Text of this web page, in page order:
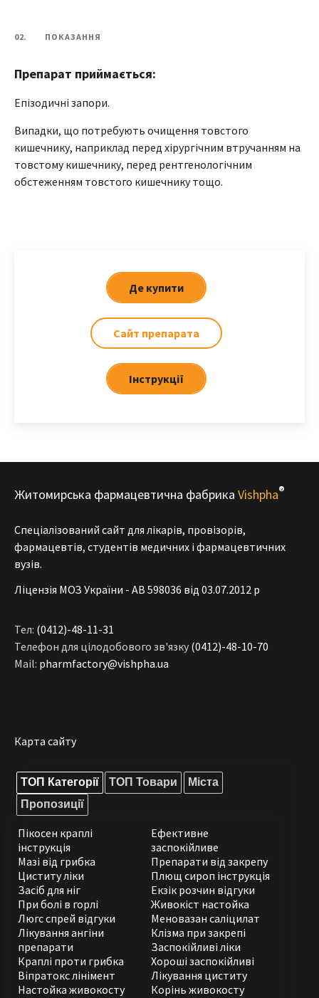
02. ПОКАЗАННЯ
Препарат приймається:
Епізодичні запори.
Випадки, що потребують очищення товстого
кишечнику, наприклад перед хірургічним втручанням на
товстому кишечнику, перед рентгенологічним
обстеженням товстого кишечнику тощо.
Де купити
Сайт препарата
Iнструкції
Житомирська фармацевтична фабрика Vishpha®
Спеціалізований сайт для лікарів, провізорів,
фармацевтів, студентів медичних і фармацевтичних
вузів.
Ліцензія МОЗ України - АВ 598036 від 03.07.2012 р
Тел: (0412)-48-11-31
Телефон для цілодобового зв'язку (0412)-48-10-70
Mail: pharmfactory@vishpha.ua
Карта сайту
ТОП Категорії ТОП Товари
Міста
Пропозиції
Пікосен краплі
інструкція
Мазі від грибка
Циститу ліки
Засіб для ніг
При болі в горлі
Люгс спрей відгуки
Ефективне
заспокійливе
Препарати від закрепу
Плющ сироп інструкція
Екзік розчин відгуки
Живокіст настойка
Меновазан саліцилат
Лікування ангіни
препарати
Краплі проти грибка
Віпратокс лінімент
Настойка живокосту
Клізма при закрепі
Заспокійливі ліки
Хороші заспокійливі
Лікування циститу
Корінь живокосту